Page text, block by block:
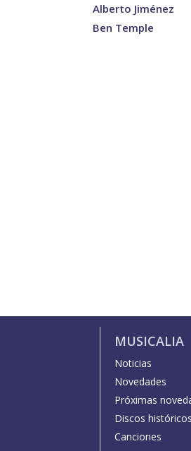
Alberto Jiménez
Ben Temple
MUSICALIA
Noticias
Novedades
Próximas
Discos históricos
Canciones